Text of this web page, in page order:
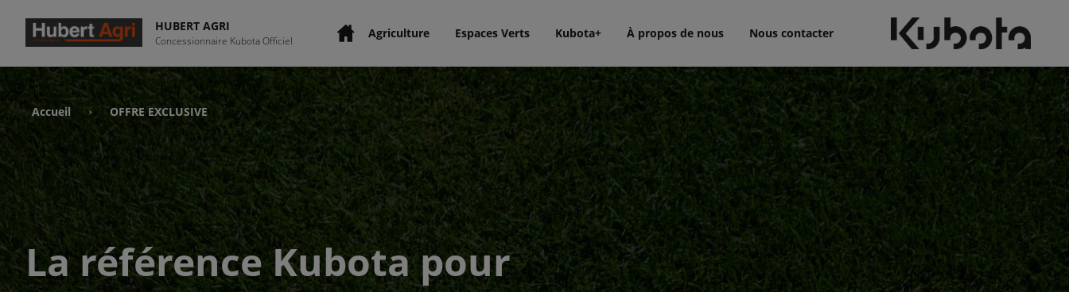
HUBERT AGRI
Concessionnaire Kubota Officiel Agriculture Espaces Verts Kubota+ À propos de nous Nous contacter
Accueil › OFFRE EXCLUSIVE
La référence Kubota pour